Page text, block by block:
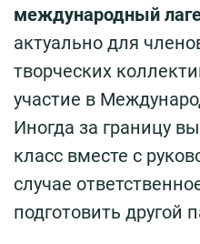
международный
актуально для
творческих
участие в
Иногда за границу
класс вместе с
случае
подготовить другой